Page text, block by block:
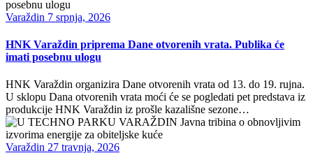
Varaždin 7 srpnja, 2026
HNK Varaždin priprema Dane otvorenih vrata. Publika će
imati posebnu ulogu
HNK Varaždin organizira Dane otvorenih vrata od 13. do 19. rujna.
U sklopu Dana otvorenih vrata moći će se pogledati pet predstava iz
produkcije HNK Varaždin iz prošle kazališne sezone…
Varaždin 27 travnja, 2026